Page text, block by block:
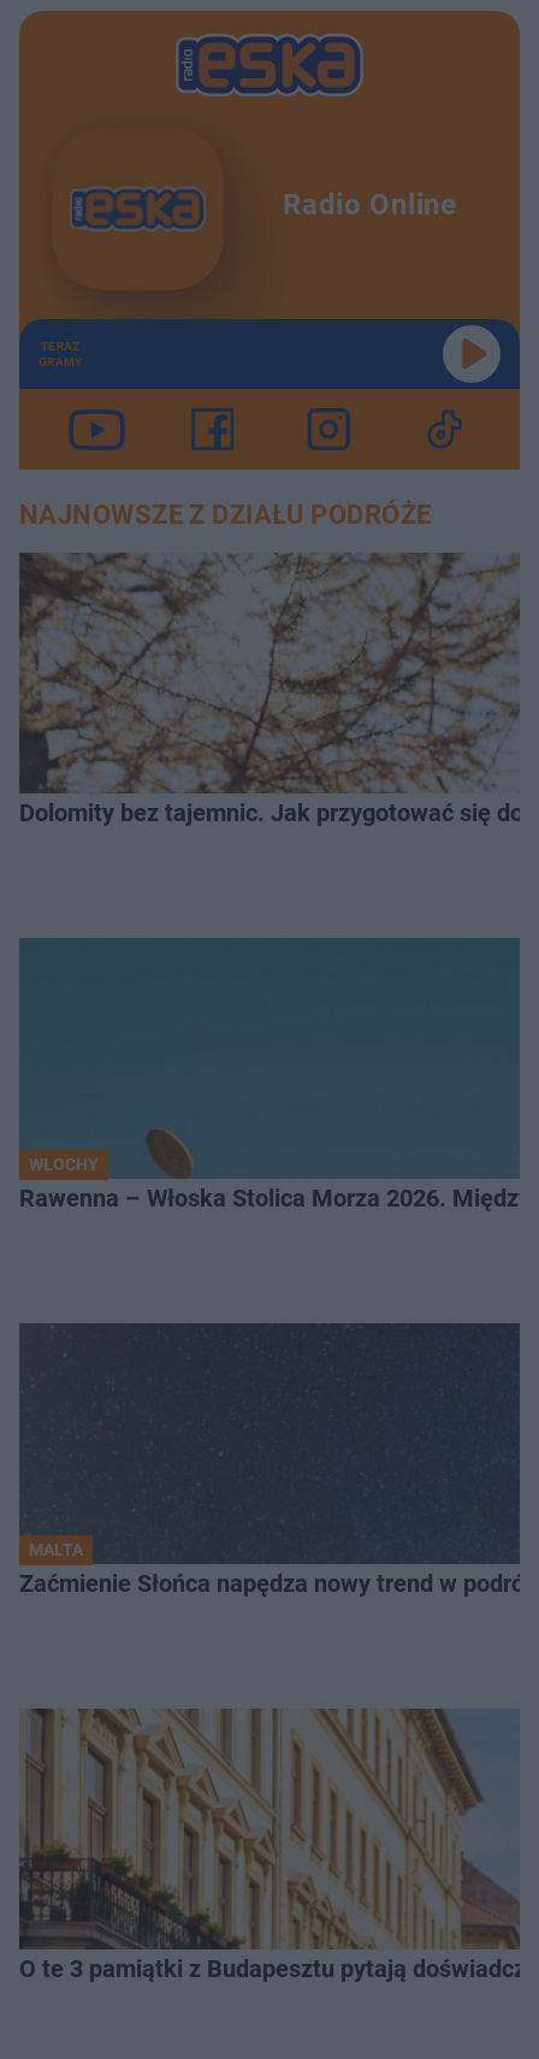
Radio Online
TERAZ
GRAMY
NAJNOWSZE Z DZIAŁU PODRÓŻE
Dolomity bez tajemnic. Jak przygotować się do
WŁOCHY
Rawenna – Włoska Stolica Morza 2026.
MALTA
Zaćmienie Słońca napędza nowy trend w
O te 3 pamiątki z Budapesztu pytają